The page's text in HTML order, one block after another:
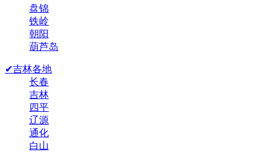
盘锦
铁岭
朝阳
葫芦岛
✔吉林各地
长春
吉林
四平
辽源
通化
白山